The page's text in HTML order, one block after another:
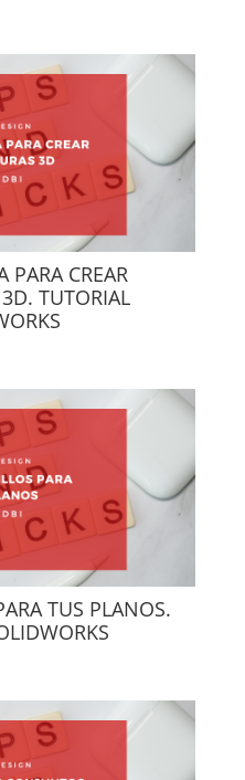
PARA CREAR
TUTORIAL
TUS PLANOS.